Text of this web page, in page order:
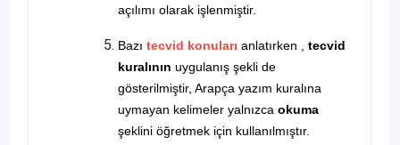
açılımı olarak işlenmiştir.
Bazı tecvid konuları anlatırken , tecvid
kuralının uygulanış şekli de
gösterilmiştir, Arapça yazım kuralına
uymayan kelimeler yalnızca okuma
şeklini öğretmek için kullanılmıştır.